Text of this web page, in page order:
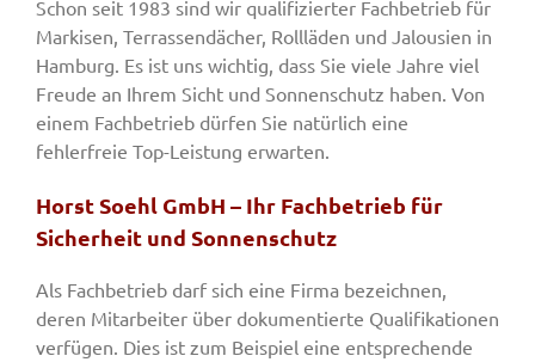
Schon seit 1983 sind wir qualifizierter Fachbetrieb für
Markisen, Terrassendächer, Rollläden und Jalousien in
Hamburg. Es ist uns wichtig, dass Sie viele Jahre viel
Freude an Ihrem Sicht und Sonnenschutz haben. Von
einem Fachbetrieb dürfen Sie natürlich eine
fehlerfreie Top-Leistung erwarten.
Horst Soehl GmbH – Ihr Fachbetrieb für
Sicherheit und Sonnenschutz
Als Fachbetrieb darf sich eine Firma bezeichnen,
deren Mitarbeiter über dokumentierte Qualifikationen
verfügen. Dies ist zum Beispiel eine entsprechende